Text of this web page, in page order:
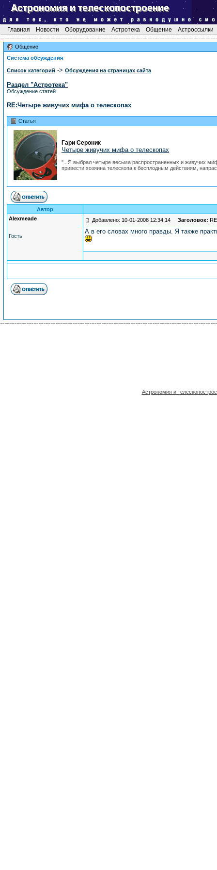
Главная Новости Оборудование Астротека Общение Астроссылки
Общение
Система обсуждения
Список категорий -> Обсуждения на страницах сайта
Раздел "Астротека"
Обсуждение статей
RE:Четыре живучих мифа о телескопах
Статья
Гари Сероник
Четыре живучих мифа о телескопах
"...Я выбрал четыре весьма распространенных и живучих
привести хозяина телескопа к бесплодным действиям,
Автор
Alexmeade
Гость
Добавлено: 10-01-2008 12:34:14 Заголовок:
А в его словах много правды. Я также
Астрономия и